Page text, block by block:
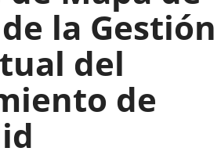
la Gestión
del
de